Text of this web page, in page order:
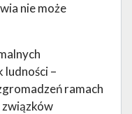
nie może
ludności –
ramach
związków